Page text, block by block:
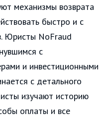
механизмы возврата
быстро и с
Юристы NoFraud
с
и инвестиционными
с детального
изучают историю
оплаты и все